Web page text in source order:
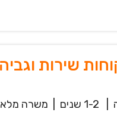
שירות
1-2 שנים משרה